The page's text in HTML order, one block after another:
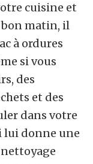
cuisine et
bon matin, il
à ordures
si vous
des
et des
dans votre
lui donne une